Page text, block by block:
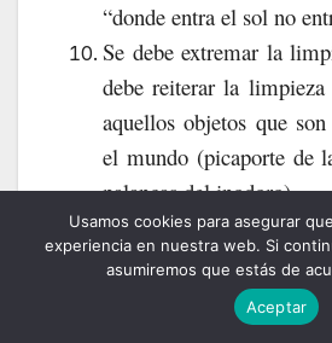
“donde entra el sol no
Se debe extremar la
debe reiterar la limpieza
aquellos objetos que
el mundo (picaporte de
palancas del inodoro).
A ser posible, se
automáticos de
o en su defecto se
baldes soluciones de lejía
Usamos cookies para asegurar
experiencia en nuestra web. Si
asumiremos que estás de
Aceptar